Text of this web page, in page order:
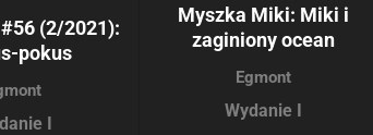
(2/2021):
pokus
I
Myszka Miki: Miki i
zaginiony ocean
Egmont
Wydanie I